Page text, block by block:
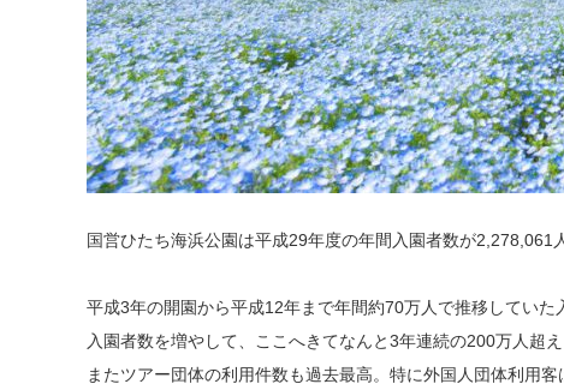
国営ひたち海浜公園は平成29年度の年間入園者数が2,278,061
平成3年の開園から平成12年まで年間約70万人で推移してい
入園者数を増やして、ここへきてなんと3年連続の200万人超え
またツアー団体の利用件数も過去最高。特に外国人団体利用